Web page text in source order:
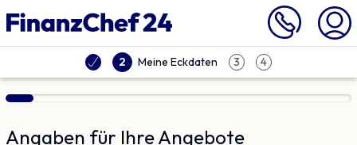
2 Meine Eckdaten 3 4
Angaben für Ihre Angebote